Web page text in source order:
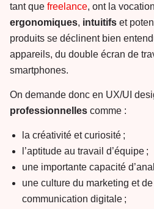
tant que freelance, ont la
ergonomiques, intuitifs et
produits se déclinent bien
appareils, du double écran de
smartphones.
On demande donc en UX/UI
professionnelles comme :
la créativité et curiosité ;
l’aptitude au travail d’équipe ;
une importante capacité
une culture du marketing et
communication digitale ;